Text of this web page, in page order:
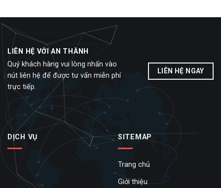
LIÊN HỆ VỚI AN THÀNH
Quý khách hàng vui lòng nhấn vào
nút liên hệ để được tư vấn miễn phí
trực tiếp.
LIÊN HỆ NGAY
DỊCH VỤ SITEMAP
Trang chủ
Giới thiệu